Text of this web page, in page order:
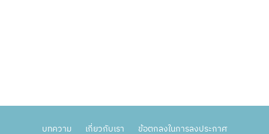
บทความ เกี่ยวกับเรา ข้อตกลงในการลงประกาศ